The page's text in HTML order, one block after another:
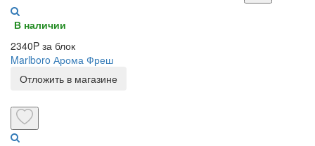
В наличии
2340P за блок
Marlboro Арома Фреш
Отложить в магазине